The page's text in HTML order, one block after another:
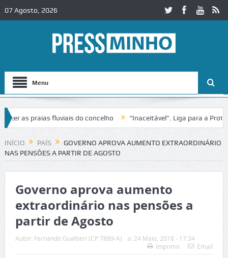
07 Agosto, 2026
Menu
as praias fluviais do concelho “Inaceitável”. Liga para a Proteção
de trânsito no IC2 em Alcobaça Igreja do Castelo de
INÍCIO PAÍS
GOVERNO APROVA AUMENTO EXTRAORDINÁRIO
NAS PENSÕES A PARTIR DE AGOSTO
Governo aprova aumento
extraordinário nas pensões a
partir de Agosto
Autor: Fernando Gualtieri (CP 7889-A) a: 24 Maio, 2018 - 17:34
Imprimir
Email